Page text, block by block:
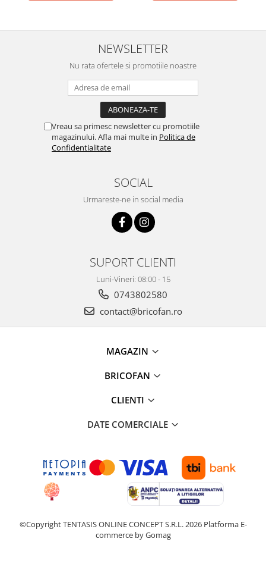
Pentru Casa si Camping
Aragaze, plite, piese butelii de
Accesorii aragaze & butelii
Pirostrii si accesorii pentru gatit
Plite & aragaze
Prelungitoare & cabluri electrice
Lumina de crestere pentru plante
Proiectoare & lampi de lucru
Veioze si Lampi
Accesorii aparatele de spalat cu
Instalatii sanitare
Articole si accesorii pentru baie
Baterii baie
Baterii cada
NEWSLETTER
Nu rata ofertele si promotiile noastre
Vreau sa primesc newsletter cu promotiile
magazinului. Afla mai multe in Politica de
Confidentialitate
SOCIAL
Urmareste-ne in social media
SUPORT CLIENTI
Luni-Vineri: 08:00 - 15
0743802580
contact@bricofan.ro
MAGAZIN
BRICOFAN
CLIENTI
DATE COMERCIALE
©Copyright TENTASIS ONLINE CONCEPT S.R.L. 2026 Platforma E-
commerce by Gomag